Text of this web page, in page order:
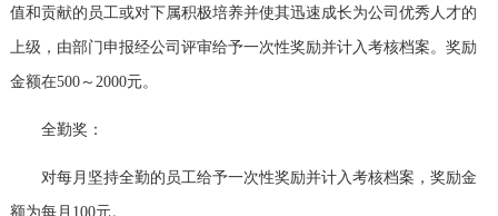
值和贡献的员工或对下属积极培养并使其迅速成长为公司优秀人才的
上级，由部门申报经公司评审给予一次性奖励并计入考核档案。奖励
金额在500～ 2000元。
全勤奖：
对每月坚持全勤的员工给予一次性奖励并计入考核档案，奖励金
额为每月 100元。